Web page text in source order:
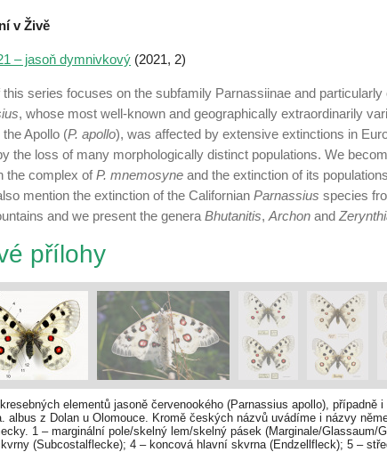
v Živě
– jasoň dymnivkový (2021, 2)
this series focuses on the subfamily Parnassiinae and particularly
, whose most well-­known and geographically extraordinarily
Apollo (P. apollo), was affected by extensive ex­tinctions in
the loss of many morphologically distinct po­pulations. We
the complex ofP. mnemosyne and the extinction of its
mention the extinction of the Californian Parnassius species
and we present the genera Bhutanitis, Archon and
přílohy
elementů jasoně červenookého (Parnassius apollo),
albus z Dolan u Olomouce. Kromě českých názvů uvádíme i názvy
1 – marginální pole/skelný lem/skelný pásek (Marginale/Glassaum/
(Subcostalflecke); 4 – koncová hlavní skvrna (Endzellfleck); 5 –